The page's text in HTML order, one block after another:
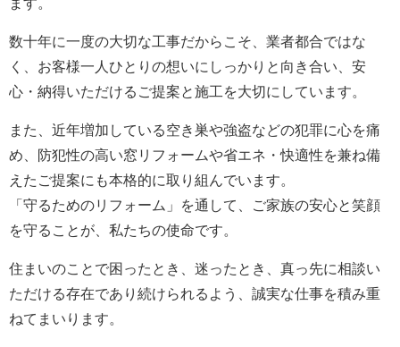
数十年に一度の大切な工事だからこそ、業者都合ではな
く、お客様一人ひとりの想いにしっかりと向き合い、安
心・納得いただけるご提案と施工を大切にしています。
また、近年増加している空き巣や強盗などの犯罪に心を痛
め、防犯性の高い窓リフォームや省エネ・快適性を兼ね備
えたご提案にも本格的に取り組んでいます。
「守るためのリフォーム」を通して、ご家族の安心と笑顔
を守ることが、私たちの使命です。
住まいのことで困ったとき、迷ったとき、真っ先に相談い
ただける存在であり続けられるよう、誠実な仕事を積み重
ねてまいります。